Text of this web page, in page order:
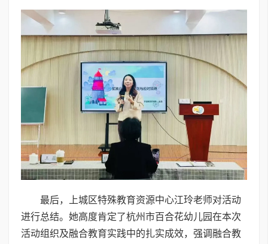
最后，上城区特殊教育资源中心江玲老师对活动
进行总结。她高度肯定了杭州市百合花幼儿园在本次
活动组织及融合教育实践中的扎实成效，强调融合教